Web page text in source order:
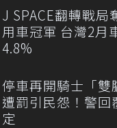
J SPACE翻轉戰局
用車冠軍 台灣2月
4.8%
停車再開騎士「雙
遭罰引民怨！警回
定